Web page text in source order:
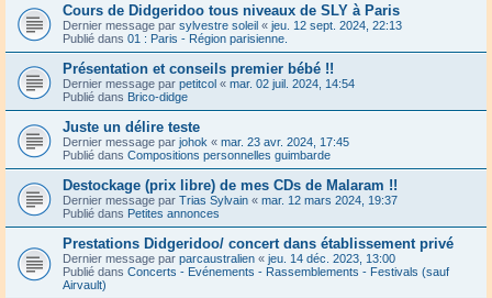
Cours de Didgeridoo tous niveaux de SLY à Paris
Dernier message par sylvestre soleil « jeu. 12 sept. 2024, 22:13
Publié dans 01 : Paris - Région parisienne.
Présentation et conseils premier bébé !!
Dernier message par petitcol « mar. 02 juil. 2024, 14:54
Publié dans Brico-didge
Juste un délire teste
Dernier message par johok « mar. 23 avr. 2024, 17:45
Publié dans Compositions personnelles guimbarde
Destockage (prix libre) de mes CDs de Malaram !!
Dernier message par Trias Sylvain « mar. 12 mars 2024, 19:37
Publié dans Petites annonces
Prestations Didgeridoo/ concert dans établissement privé
Dernier message par parcaustralien « jeu. 14 déc. 2023, 13:00
Publié dans Concerts - Evénements - Rassemblements - Festivals (sauf
Airvault)